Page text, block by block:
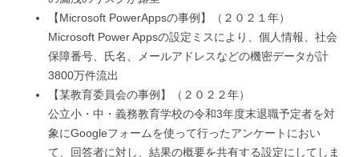
【Microsoft PowerAppsの事例】（２０２１年）
Microsoft Power Appsの設定ミスにより、個人情報、社会
保障番号、氏名、メールアドレスなどの機密データが計
3800万件流出
【某教育委員会の事例】（２０２２年）
公立小・中・義務教育学校の令和3年度末退職予定者を対
象にGoogleフォームを使って行ったアンケートにおい
て、回答者に対し、結果の概要を共有する設定にしてしま